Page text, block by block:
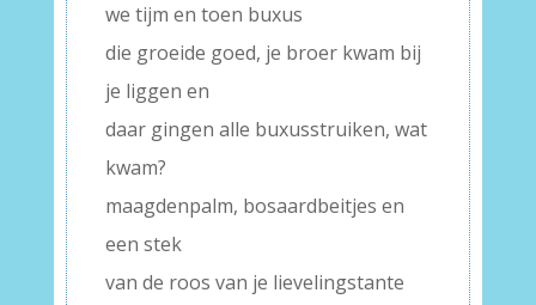
we tijm en toen buxus
die groeide goed, je broer kwam bij
je liggen en
daar gingen alle buxusstruiken, wat
kwam?
maagdenpalm, bosaardbeitjes en
een stek
van de roos van je lievelingstante